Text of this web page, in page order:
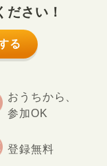
ださい！
る
おうちから、
参加OK
登録無料